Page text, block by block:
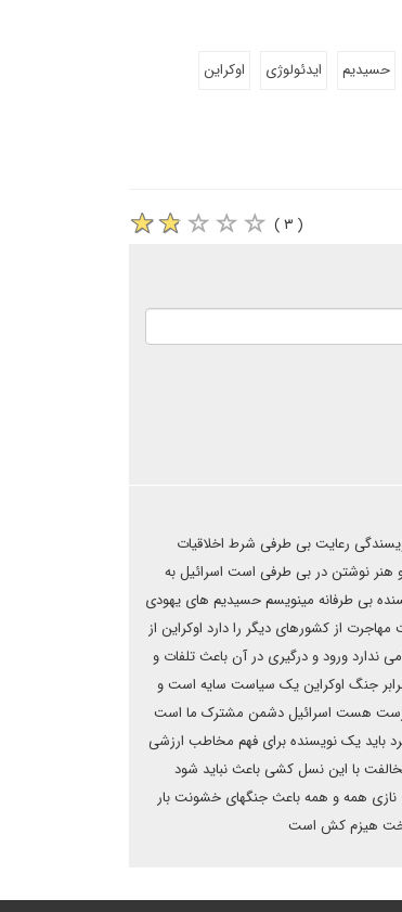
حسیدیم ایدئولوژی
اوکراین
( ۳ )
رعایت بی طرفی شرط اخلاقیات
نوشتن در بی طرفی است اسرائیل به
بی طرفانه مینویسم حسیدیم های یهودی
نیستند و اسرائیل بازهم درخواست مهاجرت از کشورهای دیگر را دارد اوکراین از
ندارد ورود و درگیری در آن باعث تلفات و
جنگ اوکراین یک سیاست سایه است و
درست هست اسرائیل دشمن مشترک ما است
یک نویسنده برای فهم مخاطب ارزشی
با این نسل کشی باعث نباید شود
همه و همه باعث جنگهای خشونت بار
هیزم کش است